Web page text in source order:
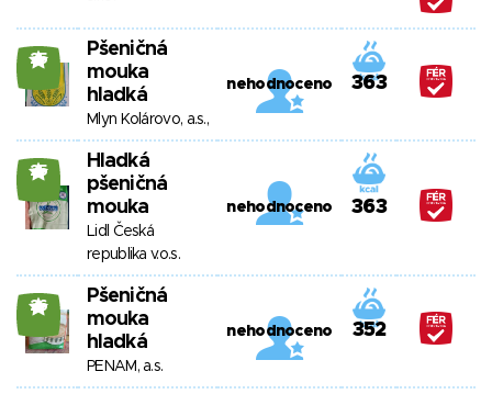
25
Pšeničná
mouka
hladká
Mlyn Kolárovo, a.s.,
nehodnoceno 363
25
Hladká
pšeničná
mouka
Lidl Česká
republika v.o.s.
nehodnoceno 363
26
Pšeničná
mouka
hladká
PENAM, a.s.
nehodnoceno 352